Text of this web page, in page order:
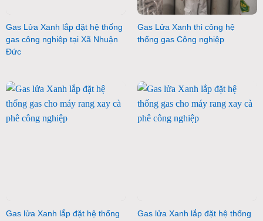
Gas Lửa Xanh lắp đặt hệ thống
gas công nghiệp tại Xã Nhuận
Đức
Gas Lửa Xanh thi công hệ
thống gas Công nghiệp
Gas lửa Xanh lắp đặt hệ thống
Gas lửa Xanh lắp đặt hệ thống